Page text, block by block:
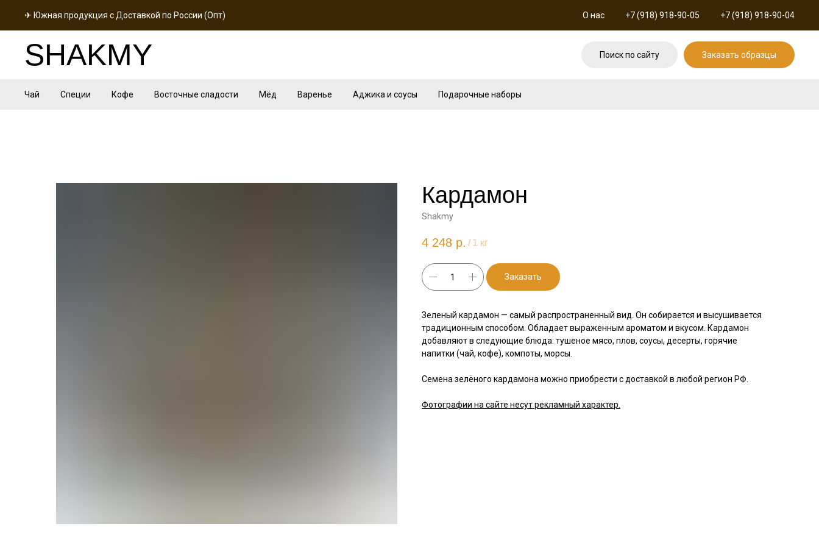
✈ Южная продукция с Доставкой по России (Опт) О нас +7 (918) 918-90-05 +7 (918) 918-90-04
SHAKMY Поиск по сайту Заказать образцы
Чай Специи Кофе Восточные сладости Мёд Варенье Аджика и соусы Подарочные наборы
Кардамон
Shakmy
4 248 р. / 1 кг
Заказать
Зеленый кардамон — самый распространенный вид. Он собирается и высушивается
традиционным способом. Обладает выраженным ароматом и вкусом. Кардамон
добавляют в следующие блюда: тушеное мясо, плов, соусы, десерты, горячие
напитки (чай, кофе), компоты, морсы.
Семена зелёного кардамона можно приобрести с доставкой в любой регион РФ.
Фотографии на сайте несут рекламный характер.